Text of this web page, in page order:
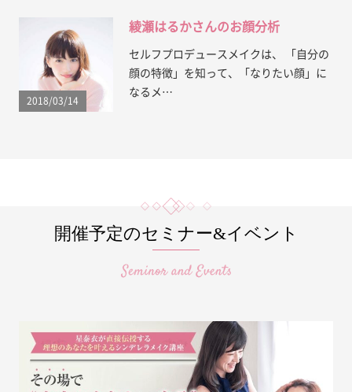
2018/03/14
綾瀬はるかさんのお顔分析
セルフプロデュースメイクは、 「自分の
顔の特徴」を知って、「なりたい顔」に
なるメ…
開催予定のセミナー&イベント